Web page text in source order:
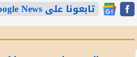
تابعونا على Google News